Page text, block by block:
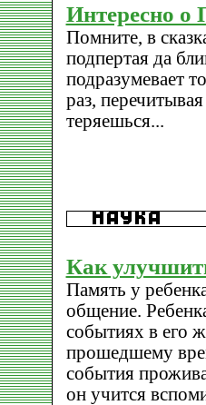
Интересно о
Помните, в
подпертая да
подразумевает
раз,
теряешься...
Как
Память у
общение.
событиях в его
прошедшему
события
он учится